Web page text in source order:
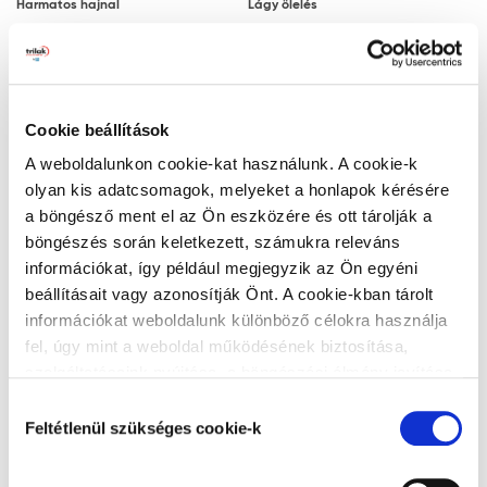
Cookie beállítások
A weboldalunkon cookie-kat használunk. A cookie-k
olyan kis adatcsomagok, melyeket a honlapok kérésére
a böngésző ment el az Ön eszközére és ott tárolják a
böngészés során keletkezett, számukra releváns
információkat, így például megjegyzik az Ön egyéni
beállításait vagy azonosítják Önt. A cookie-kban tárolt
információkat weboldalunk különböző célokra használja
fel, úgy mint a weboldal működésének biztosítása,
szabott ajánlatok megjelenítése, látogatottsági adatok
elemzése. A weboldalunk által alkalmazott cookie-k,
különösen a Google Analytics cookie-k működéséről,
kiválasztása
Feltétlenül szükséges cookie-k
Megjegyzés: a javasolt rétegfelépítések minden
esetben a legjobb tudásunk szerinti ajánlások, a
vizsgálatától.
Tanácsok, ajánlások, speciális tudnivalók, egyebek
A végleges, ellenálló filmréteg 14 nap
elteltével alakul ki. A filmréteg ezt követően
válik vízzel, tisztítószerrel moshatóvá.
A gipszkarton lapra történő felhordáskor
az alapfelület nedvességre különösen
érzékeny. Ez hólyagosodást és lepattogzást
szellőzésről és hőmérsékletről.
Harmatos hajnal Lágy ölelés
Ezüstszürke Naplemente
Zöld lagúna Titán